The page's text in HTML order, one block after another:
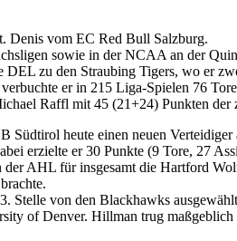
Denis vom EC Red Bull Salzburg.
sowie in der NCAA an der
zu den Straubing Tigers, wo er
er in 215 Liga-Spielen 76
Raffl mit 45 (21+24) Punkten der
Südtirol heute einen neuen
erzielte er 30 Punkte (9 Tore, 27
AHL für insgesamt die Hartford
von den Blackhawks
of Denver. Hillman trug